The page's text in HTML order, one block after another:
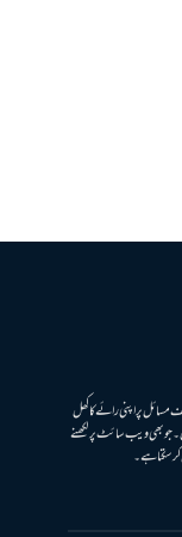
مسائل پر اپنی رائے کا کھل
جو بھی ویب سائٹ پر لکھنے
کرسکتا ہے۔